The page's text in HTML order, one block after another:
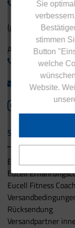
Sie
stimmen
Button
welche
Website.
0800 - 1 38 23 55
(gebührenfrei aus
Ausland:
+49 - 5042 940
info@eucell.de
Service & Versand
Eucell
Eucell
Eucell Fitness Coach
Rücksendung
Versandpartner